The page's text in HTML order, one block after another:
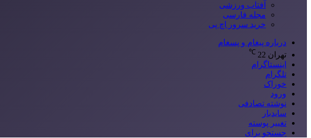
آفتاب ورزشی
مجله فارسی
خرید سرور اچ پی
درباره پیغام و پسغام
تهران 22
℃
اینستاگرام
تلگرام
خوراک
ورود
نوشته تصادفی
سایدبار
تغییر پوسته
جستجو برای